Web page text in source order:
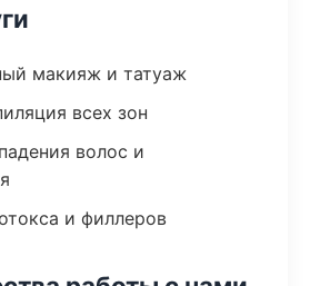
макияж и татуаж
всех зон
волос и
и филлеров